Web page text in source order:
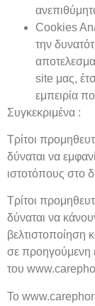
Cookies
την
site μας,
εμπειρία
Συγκεκριμένα :
Τρίτοι
δύναται να
ιστοτόπους στο
Τρίτοι
δύναται να
βελτιστοποίηση
σε προηγούμενη
του
Το